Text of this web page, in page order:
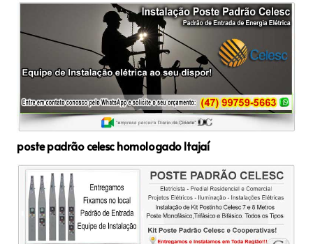
poste padrão celesc homologado Itajaí